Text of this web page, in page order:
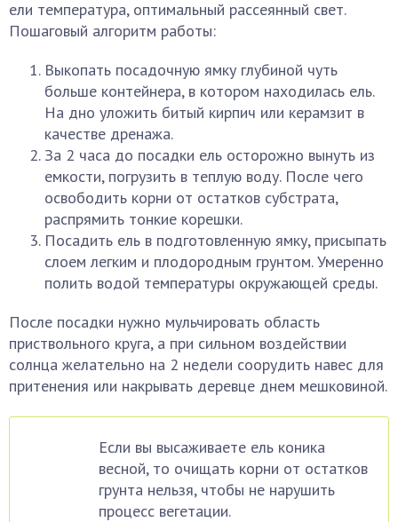
ели температура, оптимальный рассеянный свет.
Пошаговый алгоритм работы:
Выкопать посадочную ямку глубиной чуть
больше контейнера, в котором находилась ель.
На дно уложить битый кирпич или керамзит в
качестве дренажа.
За 2 часа до посадки ель осторожно вынуть из
емкости, погрузить в теплую воду. После чего
освободить корни от остатков субстрата,
распрямить тонкие корешки.
Посадить ель в подготовленную ямку, присыпать
слоем легким и плодородным грунтом. Умеренно
полить водой температуры окружающей среды.
После посадки нужно мульчировать область
приствольного круга, а при сильном воздействии
солнца желательно на 2 недели соорудить навес для
притенения или накрывать деревце днем мешковиной.
Если вы высаживаете ель коника
весной, то очищать корни от остатков
грунта нельзя, чтобы не нарушить
процесс вегетации.